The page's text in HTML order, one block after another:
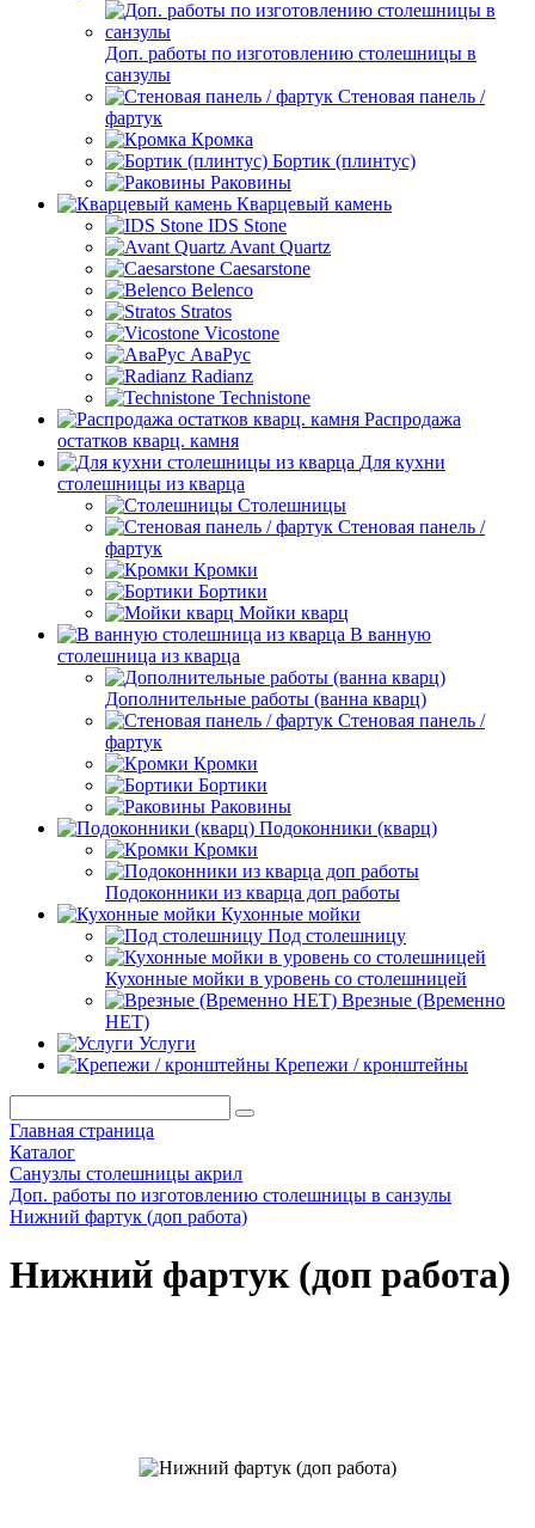
Доп. работы по изготовлению столешницы в
санзулы
Стеновая панель /
фартук
Кромка
Бортик (плинтус)
Раковины
Кварцевый камень
IDS Stone
Avant Quartz
Caesarstone
Belenco
Stratos
Vicostone
АваРус
Radianz
Technistone
Распродажа
остатков кварц. камня
Для кухни
столешницы из кварца
Столешницы
Стеновая панель /
фартук
Кромки
Бортики
Мойки кварц
В ванную
столешница из кварца
Дополнительные работы (ванна кварц)
Стеновая панель /
фартук
Кромки
Бортики
Раковины
Подоконники (кварц)
Кромки
Подоконники из кварца доп работы
Кухонные мойки
Под столешницу
Кухонные мойки в уровень со столешницей
Врезные (Временно
НЕТ)
Услуги
Крепежи / кронштейны
Главная страница
Каталог
Санузлы столешницы акрил
Доп. работы по изготовлению столешницы в санзулы
Нижний фартук (доп работа)
Нижний фартук (доп работа)